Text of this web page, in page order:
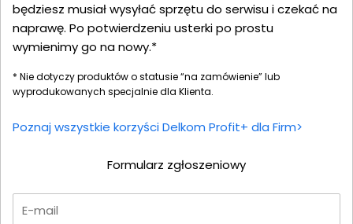
będziesz musiał wysyłać sprzętu do serwisu i czekać na
naprawę. Po potwierdzeniu usterki po prostu
wymienimy go na nowy.*
* Nie dotyczy produktów o statusie “na zamówienie” lub
wyprodukowanych specjalnie dla Klienta.
Poznaj wszystkie korzyści Delkom Profit+ dla Firm>
Formularz zgłoszeniowy
E-mail